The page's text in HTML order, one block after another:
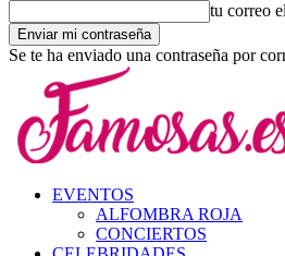
tu correo
Se te ha enviado una contraseña por
EVENTOS
ALFOMBRA ROJA
CONCIERTOS